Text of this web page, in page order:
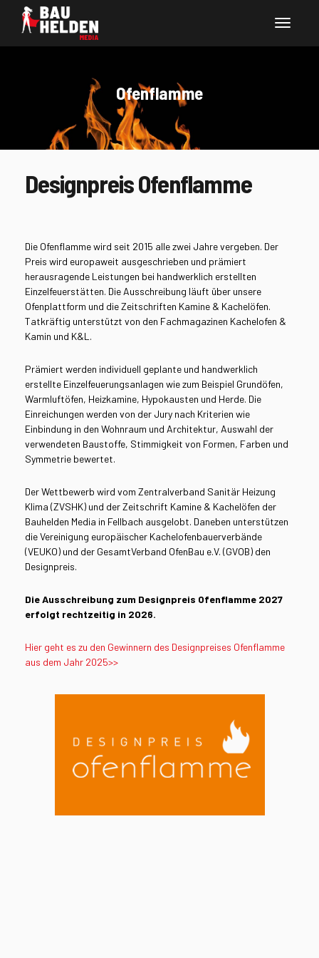
Ofenflamme
Designpreis Ofenflamme
Die Ofenflamme wird seit 2015 alle zwei Jahre vergeben. Der
Preis wird europaweit ausgeschrieben und prämiert
herausragende Leistungen bei handwerklich erstellten
Einzelfeuerstätten. Die Ausschreibung läuft über unsere
Ofenplattform und die Zeitschriften Kamine & Kachelöfen.
Tatkräftig unterstützt von den Fachmagazinen Kachelofen &
Kamin und K&L.
Prämiert werden individuell geplante und handwerklich
erstellte Einzelfeuerungsanlagen wie zum Beispiel Grundöfen,
Warmluftöfen, Heizkamine, Hypokausten und Herde. Die
Einreichungen werden von der Jury nach Kriterien wie
Einbindung in den Wohnraum und Architektur, Auswahl der
verwendeten Baustoffe, Stimmigkeit von Formen, Farben und
Symmetrie bewertet.
Der Wettbewerb wird vom Zentralverband Sanitär Heizung
Klima (ZVSHK) und der Zeitschrift Kamine & Kachelöfen der
Bauhelden Media in Fellbach ausgelobt. Daneben unterstützen
die Vereinigung europäischer Kachelofenbauerverbände
(VEUKO) und der GesamtVerband OfenBau e.V. (GVOB) den
Designpreis.
Die Ausschreibung zum Designpreis Ofenflamme 2027
erfolgt rechtzeitig in 2026.
Hier geht es zu den Gewinnern des Designpreises Ofenflamme
aus dem Jahr 2025>>